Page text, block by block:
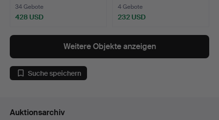
34 Gebote
428 USD
4 Gebote
232 USD
Weitere Objekte anzeigen
Suche speichern
Auktionsarchiv